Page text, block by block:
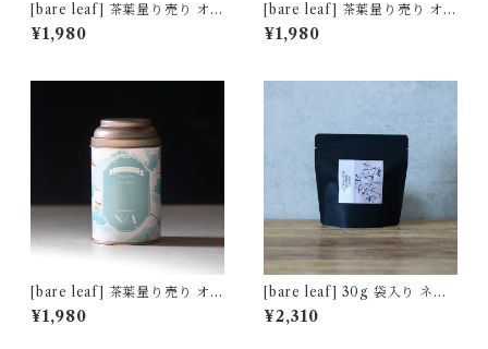
[bare leaf] 茶葉量り売り オリ
ジナル缶 50g ["Velvet Lily"
デザイン]
¥1,980
[bare leaf] 茶葉量り売り オリ
ジナル缶 50g ["Green Flux"
デザイン]
¥1,980
[bare leaf] 茶葉量り売り オリ
ジナル缶 50g [2周年記念 限定
デザイン "鶴"]
¥1,980
[bare leaf] 30g 袋入り ネパ
ール ミストヴァレー茶園 夏摘
み [非水百花譜デザイン]
¥2,310